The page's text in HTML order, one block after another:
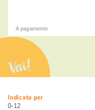
A pagamento
Vai!
Informazioni
utili
Indicato per
0-12